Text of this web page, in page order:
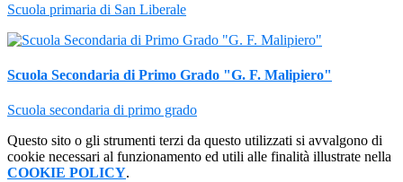
Scuola primaria di San Liberale
Scuola Secondaria di Primo Grado "G. F. Malipiero"
Scuola secondaria di primo grado
Questo sito o gli strumenti terzi da questo utilizzati si avvalgono di
cookie necessari al funzionamento ed utili alle finalità illustrate nella
COOKIE POLICY.